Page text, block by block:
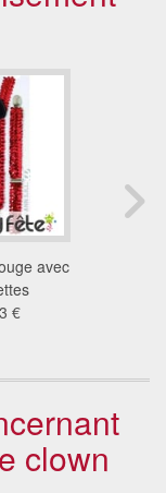
avec
€
clown